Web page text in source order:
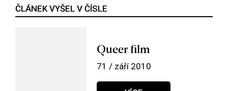
ČLÁNEK VYŠEL V ČÍSLE
Queer film
71 / září 2010